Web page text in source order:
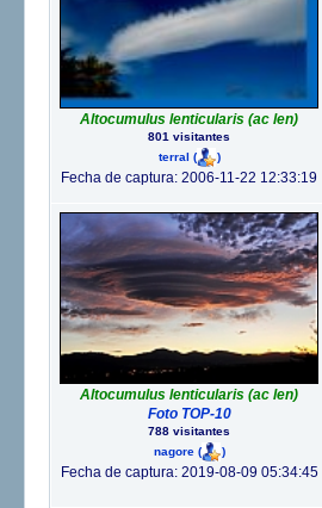
Altocumulus lenticularis (ac len)
801 visitantes
terral ( )
Fecha de captura: 2006-11-22 12:33:19
Altocumulus lenticularis (ac len)
Foto TOP-10
788 visitantes
nagore( )
Fecha de captura: 2019-08-09 05:34:45